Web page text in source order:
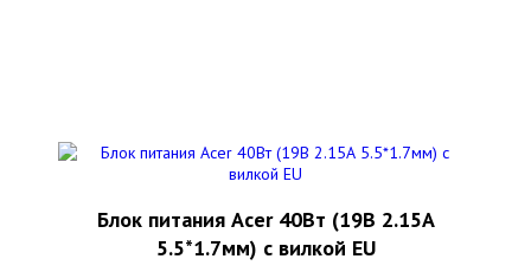
Блок питания Acer 40Вт (19В 2.15А
5.5*1.7мм) с вилкой EU